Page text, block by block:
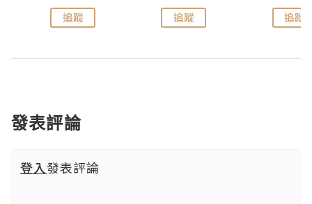
追蹤 追蹤 追蹤
發表評論
登入發表評論